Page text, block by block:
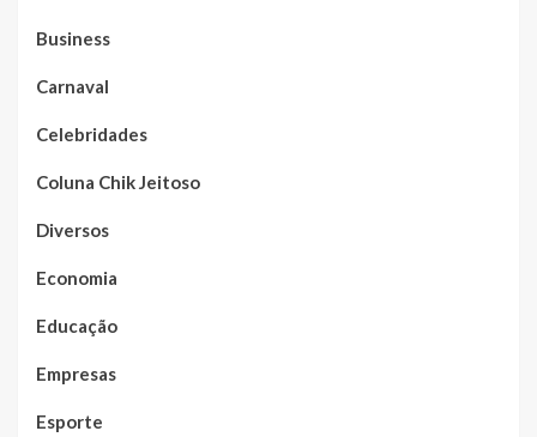
Business
Carnaval
Celebridades
Coluna Chik Jeitoso
Diversos
Economia
Educação
Empresas
Esporte